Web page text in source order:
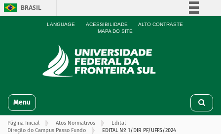
BRASIL
Simplifique!
Participe
Acesso à informação
LANGUAGE ACESSIBILIDADE
ALTO CONTRASTE
MAPA DO SITE
v
Toggle navigation
Página Inicial Atos Normativos
Edital
Direção do Campus Passo Fundo
EDITAL Nº 1/DIR PF/UFFS/2024